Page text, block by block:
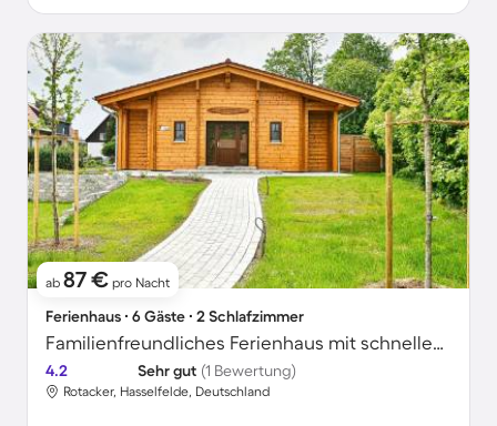
ab 87 € pro Nacht
Ferienhaus ∙ 6 Gäste ∙ 2 Schlafzimmer
Familienfreundliches Ferienhaus mit schnellem Internet, Garten und Terrasse | Bergblick | Haustiere sind willkommen
4.2 Sehr gut (1 Bewertung)
Rotacker, Hasselfelde, Deutschland